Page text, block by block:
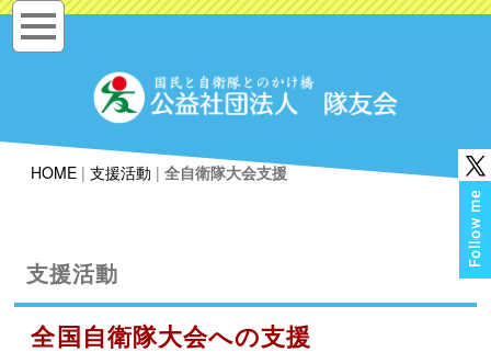
HOME |支援活動 |全自衛隊大会支援
支援活動
全国自衛隊大会への支援